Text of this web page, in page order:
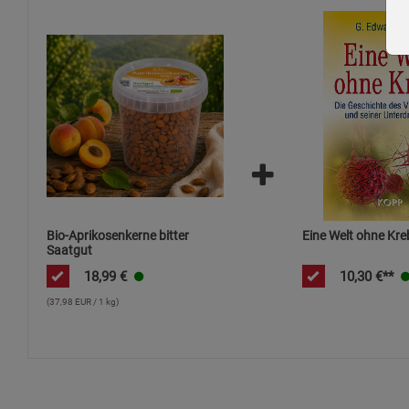
Bio-Aprikosenkerne bitter
Saatgut
18,99 €
(37,98 EUR / 1 kg)
Eine Welt ohne
10,30 €**